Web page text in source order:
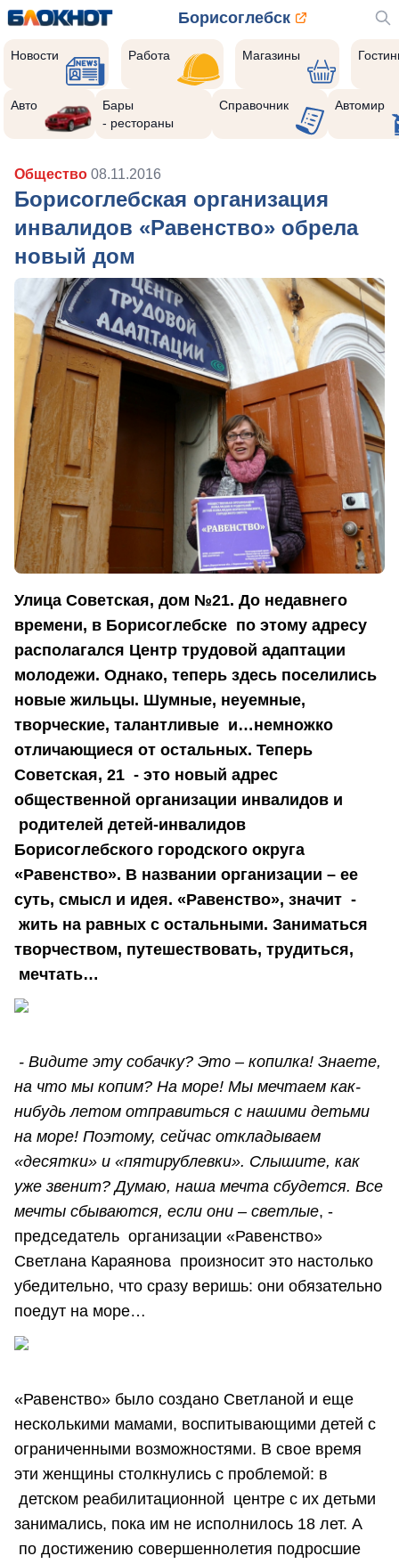
Борисоглебск
Новости Работа Магазины
Авто
Бары
- рестораны
Справочник Автомир
Общество 08.11.2016
Борисоглебская организация
инвалидов «Равенство» обрела
новый дом
Улица Советская, дом №21. До недавнего
времени, в Борисоглебске по этому адресу
располагался Центр трудовой адаптации
молодежи. Однако, теперь здесь поселились
новые жильцы. Шумные, неуемные,
творческие, талантливые и…немножко
отличающиеся от остальных. Теперь
Советская, 21 - это новый адрес
общественной организации инвалидов и
родителей детей-инвалидов
Борисоглебского городского округа
«Равенство». В названии организации – ее
суть, смысл и идея. «Равенство», значит -
жить на равных с остальными. Заниматься
творчеством, путешествовать, трудиться,
мечтать…
- Видите эту собачку? Это – копилка! Знаете,
на что мы копим? На море! Мы мечтаем как-
нибудь летом отправиться с нашими детьми
на море! Поэтому, сейчас откладываем
«десятки» и «пятирублевки». Слышите, как
уже звенит? Думаю, наша мечта сбудется. Все
мечты сбываются, если они – светлые, -
председатель организации «Равенство»
Светлана Караянова произносит это настолько
убедительно, что сразу веришь: они обязательно
поедут на море…
«Равенство» было создано Светланой и еще
несколькими мамами, воспитывающими детей с
ограниченными возможностями. В свое время
эти женщины столкнулись с проблемой: в
детском реабилитационной центре с их детьми
занимались, пока им не исполнилось 18 лет. А
по достижению совершеннолетия подросшие